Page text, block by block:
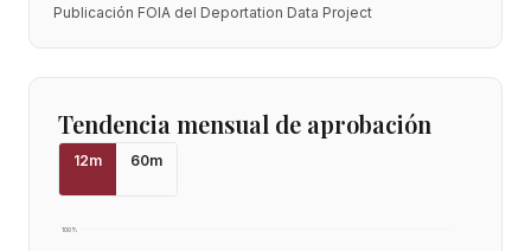
Publicación FOIA del Deportation Data Project
Tendencia mensual de aprobación
12m 60m
100%